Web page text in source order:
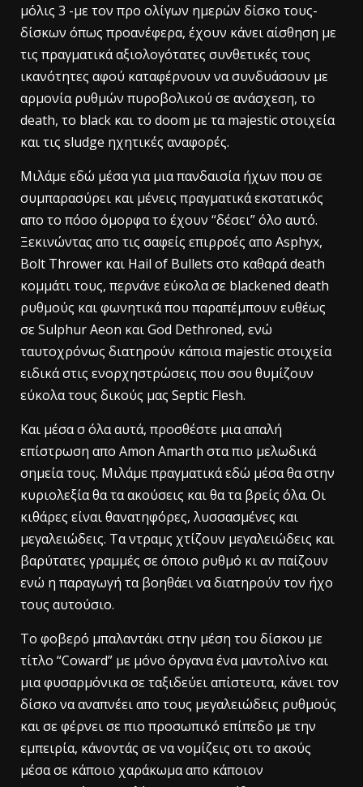
μόλις 3 -με τον προ ολίγων ημερών δίσκο τους-
δίσκων όπως προανέφερα, έχουν κάνει αίσθηση με
τις πραγματικά αξιολογότατες συνθετικές τους
ικανότητες αφού καταφέρνουν να συνδυάσουν με
αρμονία ρυθμών πυροβολικού σε ανάσχεση, το
death, το black και το doom με τα majestic στοιχεία
και τις sludge ηχητικές αναφορές.
Μιλάμε εδώ μέσα για μια πανδαισία ήχων που σε
συμπαρασύρει και μένεις πραγματικά εκστατικός
απο το πόσο όμορφα το έχουν “δέσει” όλο αυτό.
Ξεκινώντας απο τις σαφείς επιρροές απο Asphyx,
Bolt Thrower και Hail of Bullets στο καθαρά death
κομμάτι τους, περνάνε εύκολα σε blackened death
ρυθμούς και φωνητικά που παραπέμπουν ευθέως
σε Sulphur Aeon και God Dethroned, ενώ
ταυτοχρόνως διατηρούν κάποια majestic στοιχεία
ειδικά στις ενορχηστρώσεις που σου θυμίζουν
εύκολα τους δικούς μας Septic Flesh.
Και μέσα σ όλα αυτά, προσθέστε μια απαλή
επίστρωση απο Amon Amarth στα πιο μελωδικά
σημεία τους. Μιλάμε πραγματικά εδώ μέσα θα στην
κυριολεξία θα τα ακούσεις και θα τα βρείς όλα. Οι
κιθάρες είναι θανατηφόρες, λυσσασμένες και
μεγαλειώδεις. Τα ντραμς χτίζουν μεγαλειώδεις και
βαρύτατες γραμμές σε όποιο ρυθμό κι αν παίζουν
ενώ η παραγωγή τα βοηθάει να διατηρούν τον ήχο
τους αυτούσιο.
Το φοβερό μπαλαντάκι στην μέση του δίσκου με
τίτλο “Coward” με μόνο όργανα ένα μαντολίνο και
μια φυσαρμόνικα σε ταξιδεύει απίστευτα, κάνει τον
δίσκο να αναπνέει απο τους μεγαλειώδεις ρυθμούς
και σε φέρνει σε πιο προσωπικό επίπεδο με την
εμπειρία, κάνοντάς σε να νομίζεις οτι το ακούς
μέσα σε κάποιο χαράκωμα απο κάποιον